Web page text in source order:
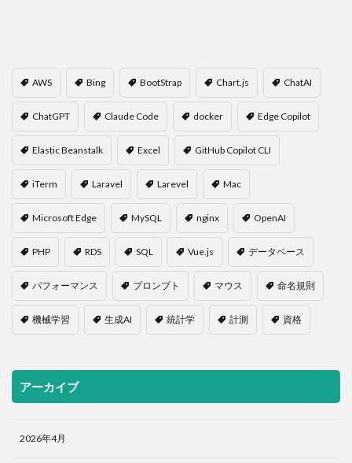
AWS Bing BootStrap Chart.js ChatAI
ChatGPT Claude Code docker Edge Copilot
Elastic Beanstalk Excel GitHub Copilot CLI
iTerm Laravel Larevel Mac
Microsoft Edge MySQL nginx OpenAI
PHP RDS SQL Vue.js データベース
パフォーマンス プロンプト マウス 命名規則
機械学習 生成AI 統計学 計測 資格
アーカイブ
2026年4月